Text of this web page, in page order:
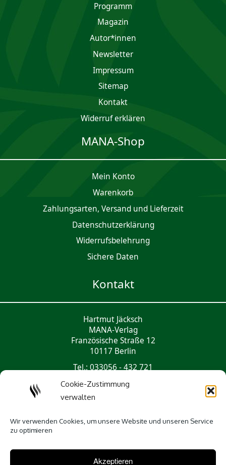
Cookie-Zustimmung
verwalten
Wir verwenden Cookies, um unsere Website und unseren Service
zu optimieren
Akzeptieren
Programm
Magazin
Autor*innen
Newsletter
Impres­sum
Sitemap
Kontakt
Widerruf erklären
MANA-Shop
Mein Konto
Waren­korb
Zahlungsarten, Versand und Lieferzeit
Daten­schutz­er­klärung
Widerrufsbelehrung
Sichere Daten
Kontakt
Hartmut Jäcksch
MANA-Verlag
Französische Straße 12
10117 Berlin
Tel.: 033056 - 432 721
Social Media